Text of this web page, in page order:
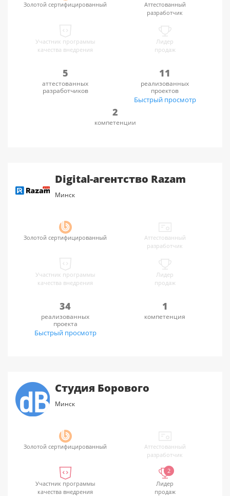
Золотой сертифицированный
Аттестованный
разработчик
Участник программы
качества внедрения
Лидер
продаж
5
аттестованных
разработчиков
11
реализованных
проектов
Быстрый просмотр
2
компетенции
Digital-агентство Razam
Минск
Золотой сертифицированный
Аттестованный
разработчик
Участник программы
качества внедрения
Лидер
продаж
34
реализованных
проекта
Быстрый просмотр
1
компетенция
Студия Борового
Минск
Золотой сертифицированный
Аттестованный
разработчик
Участник программы
качества внедрения
2
Лидер
продаж